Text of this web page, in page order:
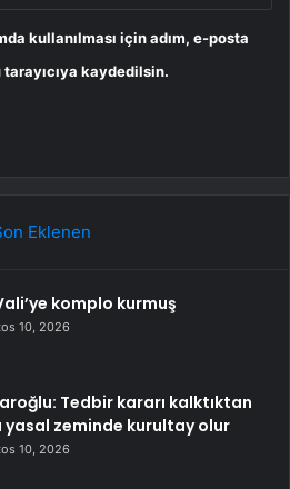
kullanılması için adım, e-posta
kaydedilsin.
Eklenen
komplo kurmuş
10, 2026
Tedbir kararı kalktıktan
yasal zeminde kurultay olur
10, 2026